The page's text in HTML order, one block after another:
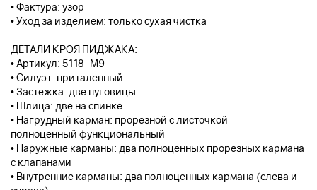
• Фактура: узор
• Уход за изделием: только сухая чистка
ДЕТАЛИ КРОЯ ПИДЖАКА:
• Артикул: 5118-М9
• Силуэт: приталенный
• Застежка: две пуговицы
• Шлица: две на спинке
• Нагрудный карман: прорезной с листочкой —
полноценный функциональный
• Наружные карманы: два полноценных прорезных кармана
с клапанами
• Внутренние карманы: два полноценных кармана (слева и